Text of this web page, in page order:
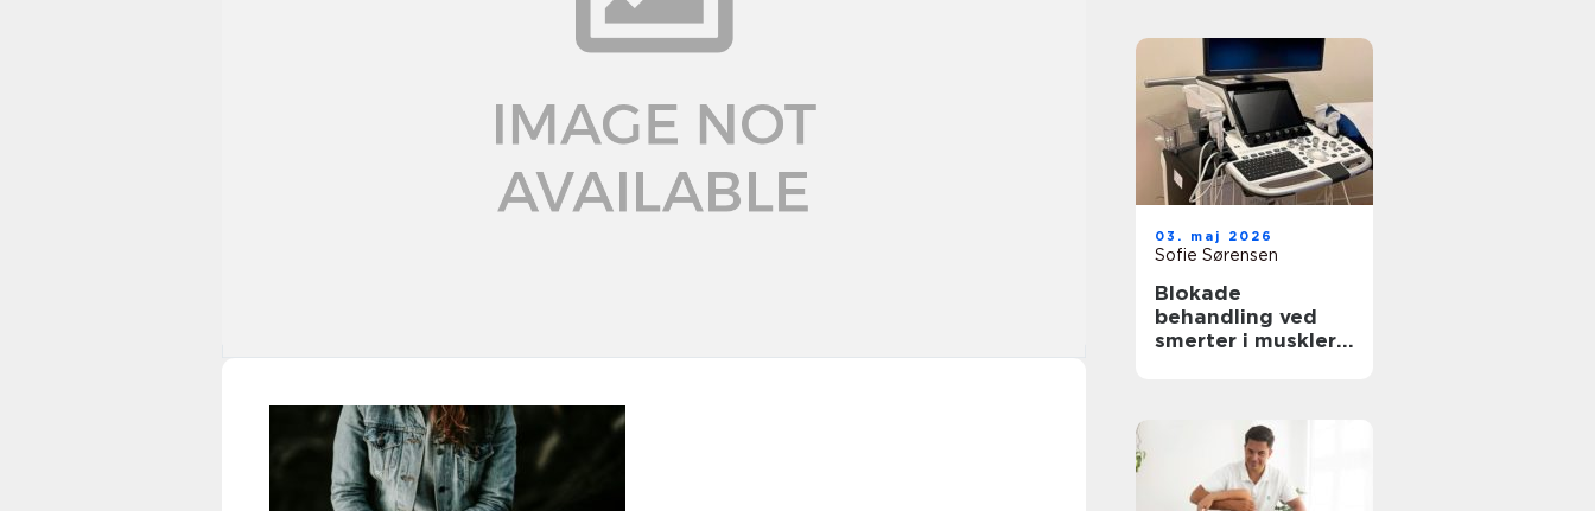
03. maj 2026
Sofie Sørensen
Blokade
behandling ved
smerter i muskler